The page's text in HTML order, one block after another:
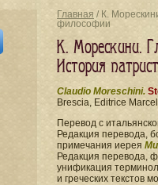
Главная / К.
философии
К. Морескини.
История
Claudio Moreschini.
Brescia, Editrice
Перевод с
Редакция перевода,
примечания иерея
Редакция перевода,
унификация
и греческих текстов